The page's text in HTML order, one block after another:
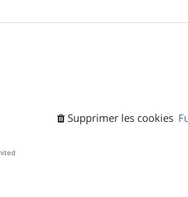
Supprimer les cookies